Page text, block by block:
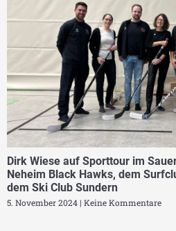
Dirk Wiese auf Sporttour im
Neheim Black Hawks, dem
dem Ski Club Sundern
5. November 2024 Keine Kommentare